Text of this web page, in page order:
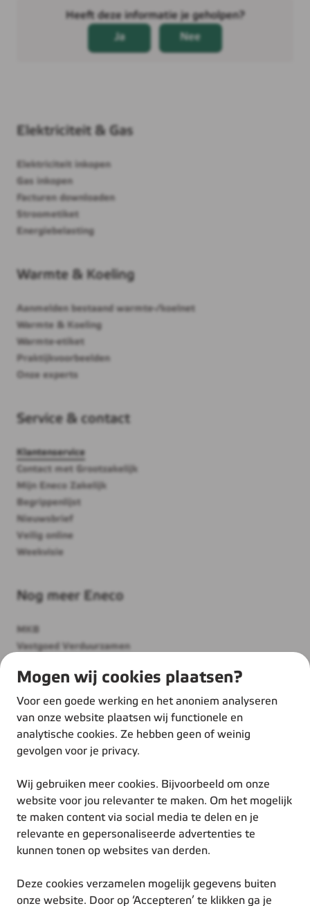
Elektriciteit & Gas
Elektriciteit inkopen
Gas inkopen
Facturen downloaden
Stroometiket
Energiebelasting
Warmte & Koeling
Aanmelden bestaand warmte-/koelnet
Warmte & Koeling
Warmte-etiket
Praktijkvoorbeelden
Onze experts
Service & contact
Klantenservice
Contact met Grootzakelijk
Mijn Eneco Zakelijk
Begrippenlijst
Nieuwsbrief
Veilig online
Weekvisie
Nog meer Eneco
MKB
Vastgoed Verduurzamen
Over ons
Werken bij Eneco
Duurzame inspiratie
© Eneco 2025
Voorwaarden
Privacystatement
Disclaimer
Mogen wij cookies plaatsen?
Voor een goede werking en het anoniem analyseren
van onze website plaatsen wij functionele en
analytische cookies. Ze hebben geen of weinig
gevolgen voor je privacy.
Wij gebruiken meer cookies. Bijvoorbeeld om onze
website voor jou relevanter te maken. Om het mogelijk
te maken content via social media te delen en je
relevante en gepersonaliseerde advertenties te
kunnen tonen op websites van derden.
Deze cookies verzamelen mogelijk gegevens buiten
onze website. Door op ‘Accepteren’ te klikken ga je